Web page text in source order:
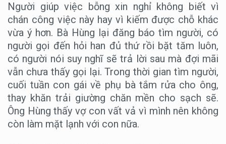
Người giúp việc bỗng xin nghỉ không biết vì
chán công việc này hay vì kiếm được chỗ khác
vừa ý hơn. Bà Hùng lại đăng báo tìm người, có
người gọi đến hỏi han đủ thứ rồi bặt tăm luôn,
có người nói suy nghĩ sẽ trả lời sau mà đợi mãi
vẫn chưa thấy gọi lại. Trong thời gian tìm người,
cuối tuần con gái về phụ bà tắm rửa cho ông,
thay khăn trải giường chăn mền cho sạch sẽ.
Ông Hùng thấy vợ con vất vả vì mình nên không
còn làm mặt lạnh với con nữa.